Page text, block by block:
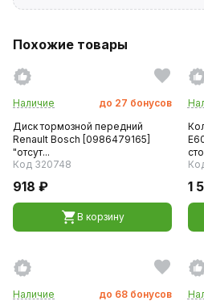
Похожие товары
Наличие до 27 бонусов
Диск тормозной передний
Renault Bosch [0986479165]
"отсут...
Код 320748
918 ₽
В корзину
1
Наличие до 68 бонусов